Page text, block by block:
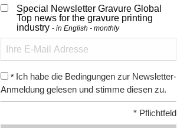
Special Newsletter Gravure Global
Top news for the gravure printing
industry in English - monthly
* Ich habe die Bedingungen zur Newsletter-
Anmeldung gelesen und stimme diesen zu.
* Pflichtfeld